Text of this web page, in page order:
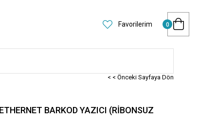
Favorilerim 0
< < Önceki Sayfaya Dön
BARKOD YAZICI (RİBONSUZ